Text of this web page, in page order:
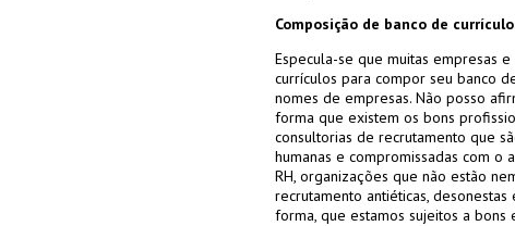
Composição de banco de
Especula-se que muitas empresas
currículos para compor seu banco
nomes de empresas. Não posso
forma que existem os bons
consultorias de recrutamento que
humanas e compromissadas com o
RH, organizações que não estão
recrutamento antiéticas,
forma, que estamos sujeitos a